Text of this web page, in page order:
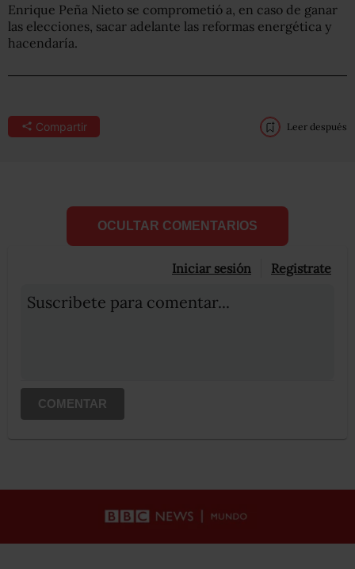
Enrique Peña Nieto se comprometió a, en caso de ganar
las elecciones, sacar adelante las reformas energética y
hacendaría.
Compartir Leer después
OCULTAR COMENTARIOS
Iniciar sesión Registrate
Suscribete para comentar...
COMENTAR